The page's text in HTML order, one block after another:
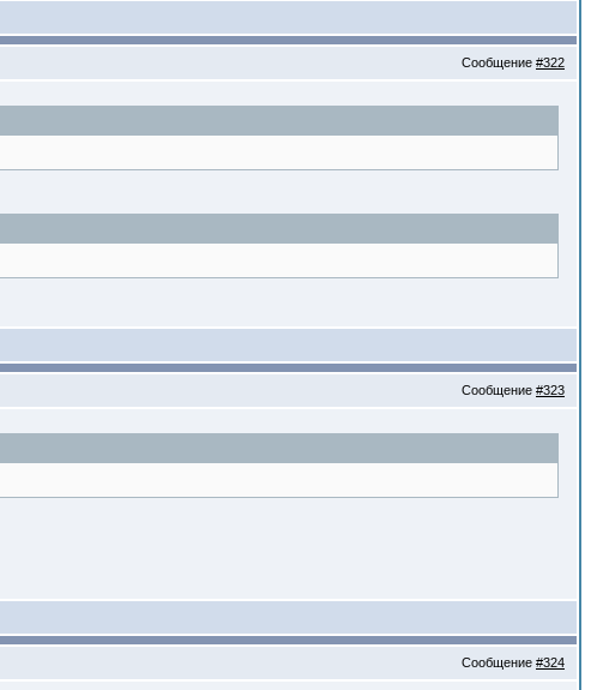
Сообщение #322
Сообщение #323
Сообщение #324